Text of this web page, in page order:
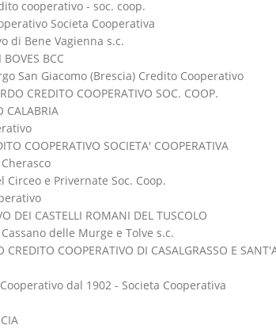
cooperativo - soc. coop.
Societa Cooperativa
di Bene Vagienna s.c.
BCC
San Giacomo (Brescia) Credito Cooperativo
CREDITO COOPERATIVO SOC. COOP.
CALABRIA
COOPERATIVO SOCIETA' COOPERATIVA
e Privernate Soc. Coop.
DEI CASTELLI ROMANI DEL TUSCOLO
delle Murge e Tolve s.c.
COOPERATIVO DI CASALGRASSO E
dal 1902 - Societa Cooperativa